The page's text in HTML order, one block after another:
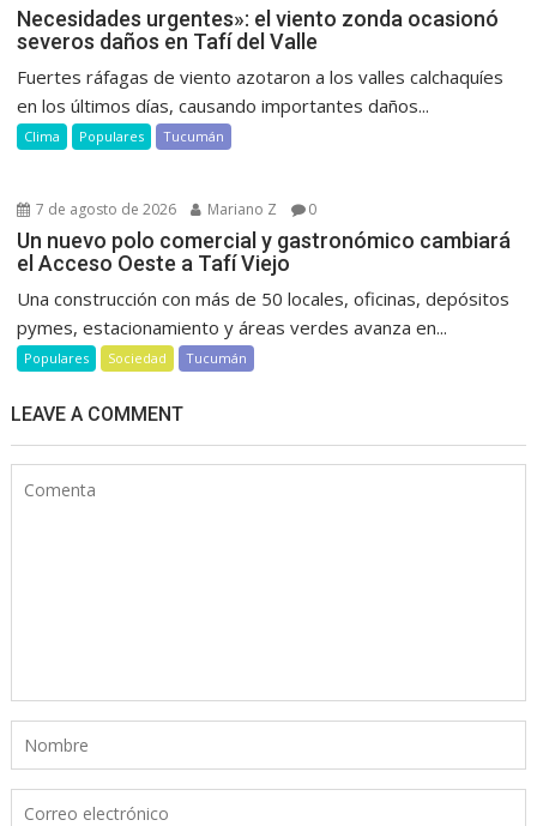
Necesidades urgentes»: el viento zonda ocasionó
severos daños en Tafí del Valle
Fuertes ráfagas de viento azotaron a los valles calchaquíes
en los últimos días, causando importantes daños...
Clima Populares Tucumán
7 de agosto de 2026 Mariano Z 0
Un nuevo polo comercial y gastronómico cambiará
el Acceso Oeste a Tafí Viejo
Una construcción con más de 50 locales, oficinas, depósitos
pymes, estacionamiento y áreas verdes avanza en...
Populares Sociedad Tucumán
LEAVE A COMMENT